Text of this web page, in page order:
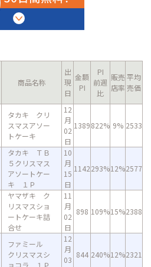
商品名称
出
現
日
金額
PI
PI
前週
比
販売
店率
平均
売価
タカキ クリ
スマスアソー
トケーキ
12
月
02
日
1389822% 9% 2533
タカキ ＴＢ
５クリスマス
アソートケー
キ １Ｐ
10
月
15
日
1142293%12%2577
ヤマザキ ク
リスマスショ
ートケーキ詰
合せ
11
月
02
日
898 109%15%2388
ファミール
クリスマスシ
ョコラ １Ｐ
12
月
03
844 240%12%2321